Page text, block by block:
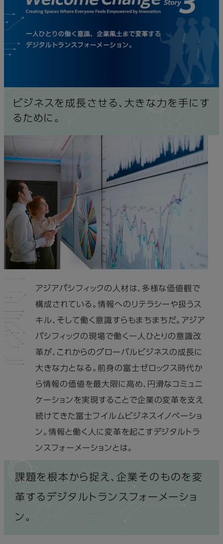
ビジネスを成長させる、大きな力を手にす
るために。
アジアパシフィックの人材は、多様な価値観で
構成されている。情報へのリテラシーや扱うス
キル、そして働く意識すらもまちまちだ。アジア
パシフィックの現場で働く一人ひとりの意識改
革が、これからのグローバルビジネスの成長に
大きな力となる。前身の富士ゼロックス時代か
ら情報の価値を最大限に高め、円滑なコミュニ
ケーションを実現することで企業の変革を支え
続けてきた富士フイルムビジネスイノベーショ
ン。情報と働く人に変革を起こすデジタルトラ
ンスフォーメーションとは。
課題を根本から捉え、企業そのものを変
革するデジタルトランスフォーメーショ
ン。